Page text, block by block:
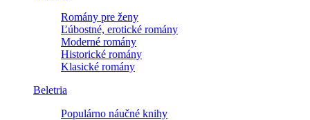
Romány pre ženy
Ľúbostné, erotické romány
Moderné romány
Historické romány
Klasické romány
Beletria
Populárno náučné knihy